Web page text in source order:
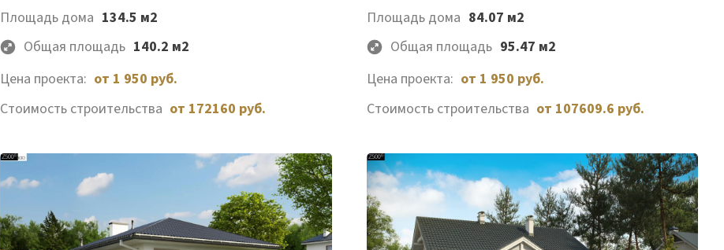
Площадь дома 134.5 м2
Общая площадь 140.2 м2
Цена проекта: от 1 950 руб.
Стоимость строительства от 172160 руб.
Площадь дома 84.07 м2
Общая площадь 95.47 м2
Цена проекта: от 1 950 руб.
Стоимость строительства от 107609.6 руб.